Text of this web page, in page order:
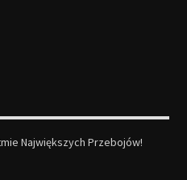
Największych Przebojów!